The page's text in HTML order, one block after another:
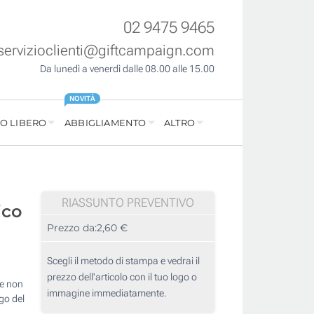
02 9475 9465
Da lunedì a venerdì dalle 08.00 alle 15.00
LIBERO ABBIGLIAMENTO
NOVITÀ
ALTRO
non
del
RIASSUNTO PREVENTIVO
Prezzo da:2,60 €
Scegli il metodo di stampa e vedrai il
prezzo dell'articolo con il tuo logo o
immagine immediatamente.